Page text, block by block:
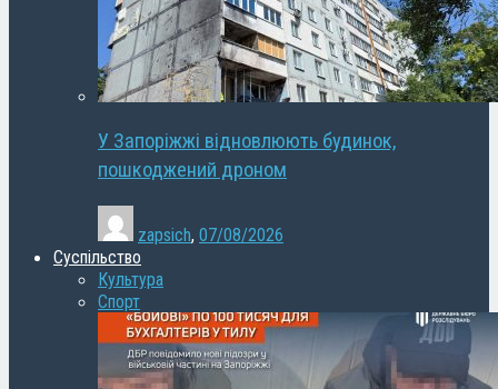
У Запоріжжі відновлюють будинок,
пошкоджений дроном
zapsich, 07/08/2026
Суспільство
Культура
Спорт